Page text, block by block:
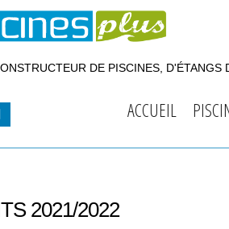
DE PISCINES,
ACCUEIL
2021/2022